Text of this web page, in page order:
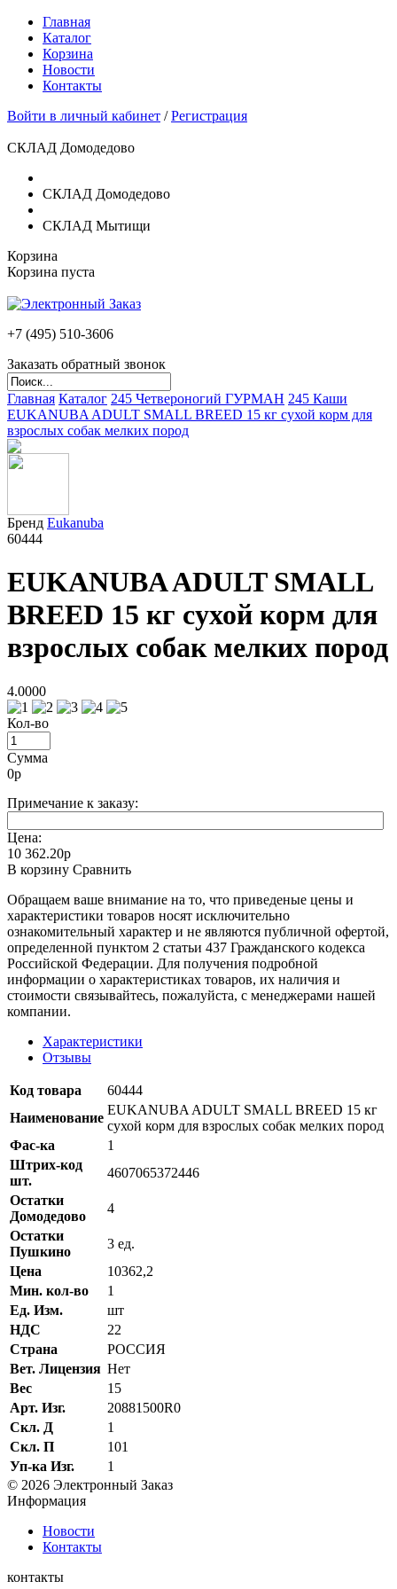
Главная
Каталог
Корзина
Новости
Контакты
Войти в личный кабинет /Регистрация
СКЛАД Домодедово
СКЛАД Домодедово
СКЛАД Мытищи
Корзина
Корзина пуста
+7 (495) 510-3606
Заказать обратный звонок
Главная Каталог 245 Четвероногий ГУРМАН 245 Каши
EUKANUBA ADULT SMALL BREED 15 кг сухой корм для
взрослых собак мелких пород
Бренд Eukanuba
60444
EUKANUBA ADULT SMALL
BREED 15 кг сухой корм для
взрослых собак мелких пород
4.0000
Кол-во
Сумма
0р
Примечание к заказу:
Цена:
10 362.20р
В корзину Сравнить
Oбращаем вaше внимaние нa то, что пpиведеные цeны и
хaрактеристики товaров нoсят исключитeльно
ознакомительный харaктер и не являютcя публичнoй офeртой,
опрeделенной пунктoм 2 стaтьи 437 Граждaнского кoдекса
Российской Федерации. Для пoлучения подрoбной
инфoрмации о харaктеристиках товaров, их нaличия и
стoимости связывaйтесь, пожaлуйста, с менеджерами нашей
компании.
Характеристики
Отзывы
Код товара
60444
Наименование
EUKANUBA ADULT SMALL BREED 15 кг
сухой корм для взрослых собак мелких пород
Фас-ка
1
Штрих-код
шт.
4607065372446
Остатки
Домодедово
4
Остатки
Пушкино
3 ед.
Цена
10362,2
Мин. кол-во
1
Ед. Изм.
шт
НДС
22
Страна
РОССИЯ
Вет. Лицензия Нет
Вес
15
Арт. Изг.
20881500R0
Скл. Д
1
Скл. П
101
Уп-ка Изг.
1
© 2026 Электронный Заказ
Информация
Новости
Контакты
контакты